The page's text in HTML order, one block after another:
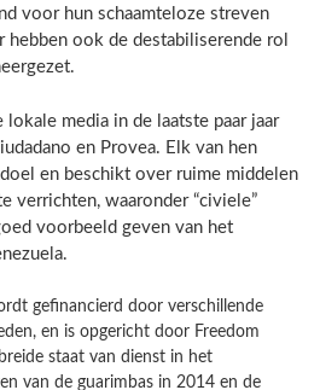
voor hun schaamteloze streven
hebben ook de destabiliserende rol
lokale media in de laatste paar jaar
en Provea. Elk van hen
en beschikt over ruime middelen
verrichten, waaronder “civiele”
voorbeeld geven van het
gefinancierd door verschillende
en is opgericht door Freedom
staat van dienst in het
van de guarimbas in 2014 en de